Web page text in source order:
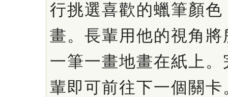
行挑選喜歡的蠟筆顏
畫。長輩用他的視角
一筆一畫地畫在紙上
輩即可前往下一個關卡